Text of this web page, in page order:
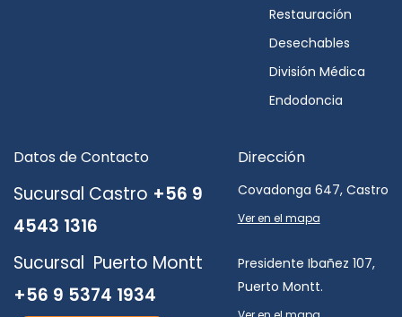
Restauración
Desechables
División Médica
Endodoncia
Datos de Contacto
Sucursal Castro +56 9
4543 1316
Sucursal Puerto Montt
+56 9 5374 1934
Dirección
Covadonga 647, Castro
Ver en el mapa
Presidente Ibañez 107,
Puerto Montt.